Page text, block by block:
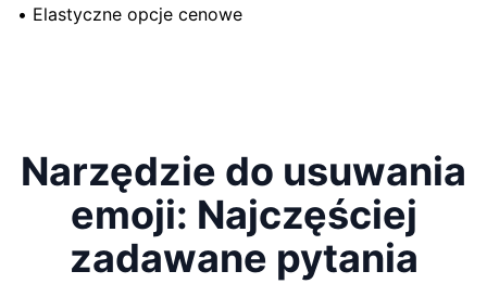
• Elastyczne opcje cenowe
Narzędzie do usuwania
emoji: Najczęściej
zadawane pytania